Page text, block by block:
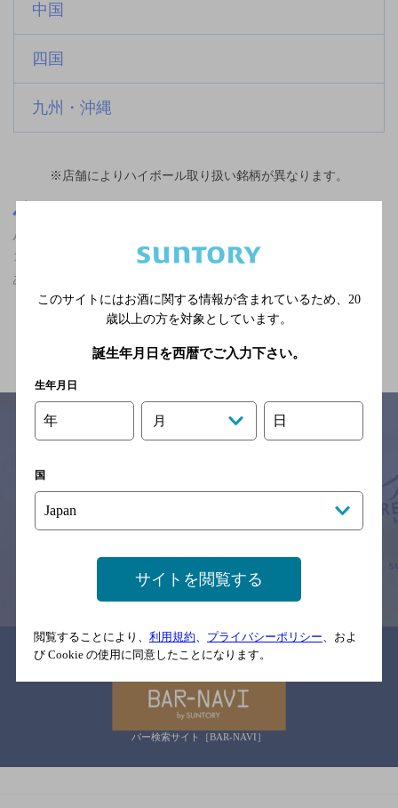
中国
四国
九州・沖縄
※店舗によりハイボール取り扱い銘柄が異なります。
八戸ノ里駅(大阪府)周辺500m,ザ・プレミアム・モルツが飲める,合
コンにおすすめ,2,000円以上～3,000円未満,飲み放題あり/クーポン
ありの神泡達人店
※それぞれのお店のメニューや営業時間などの掲載情報については、
念のためお店にご確認の上ご来店くださいますようお願い申し上げま
情報提供：ぐるなび
関連リンク
バー検索サイト［BAR-NAVI］
このサイトにはお酒に関する情報が含まれているため、 20
歳以上の方を対象としています。
誕生年月日を西暦でご入力下さい。
生年月日
年 月 日
国
サイトを閲覧する
閲覧することにより、 利用規約、 プライバシーポリシー、およ
び Cookie の使用に同意したことになります。